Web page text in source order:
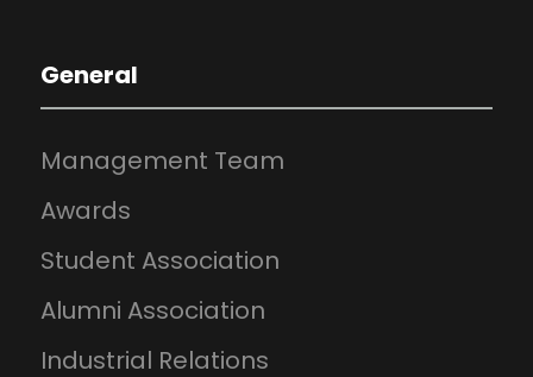
General
Management Team
Awards
Student Association
Alumni Association
Industrial Relations